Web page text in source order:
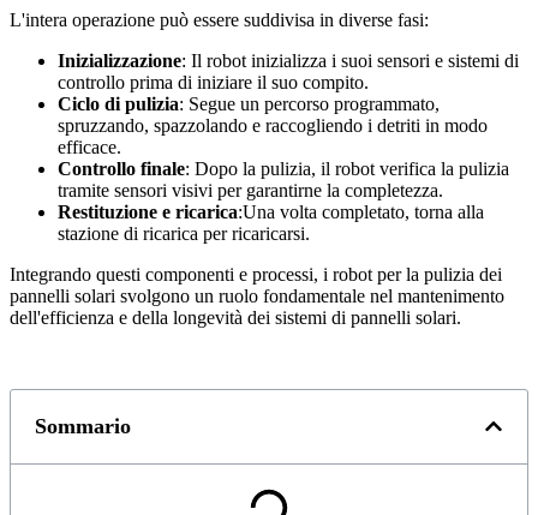
L'intera operazione può essere suddivisa in diverse fasi:
Inizializzazione: Il robot inizializza i suoi sensori e sistemi di
controllo prima di iniziare il suo compito.
Ciclo di pulizia: Segue un percorso programmato,
spruzzando, spazzolando e raccogliendo i detriti in modo
efficace.
Controllo finale: Dopo la pulizia, il robot verifica la pulizia
tramite sensori visivi per garantirne la completezza.
Restituzione e ricarica:Una volta completato, torna alla
stazione di ricarica per ricaricarsi.
Integrando questi componenti e processi, i robot per la pulizia dei
pannelli solari svolgono un ruolo fondamentale nel mantenimento
dell'efficienza e della longevità dei sistemi di pannelli solari.
Sommario